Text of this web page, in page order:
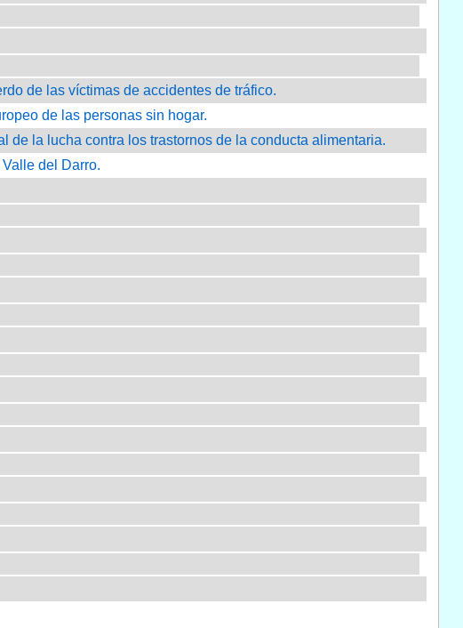
de las víctimas de accidentes de tráfico.
de las personas sin hogar.
la lucha contra los trastornos de la conducta alimentaria.
del Darro.